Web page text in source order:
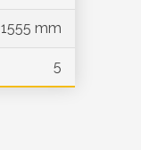
1555 mm
5